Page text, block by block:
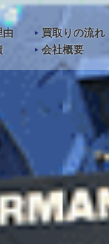
由 買取りの流れ
会社概要